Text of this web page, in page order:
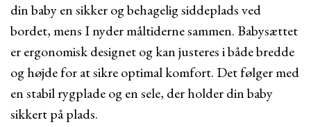
din baby en sikker og behagelig siddeplads ved
bordet, mens I nyder måltiderne sammen. Babysættet
er ergonomisk designet og kan justeres i både bredde
og højde for at sikre optimal komfort. Det følger med
en stabil rygplade og en sele, der holder din baby
sikkert på plads.